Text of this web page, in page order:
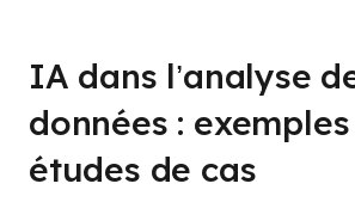
IA dans l’analyse
données :
études de cas